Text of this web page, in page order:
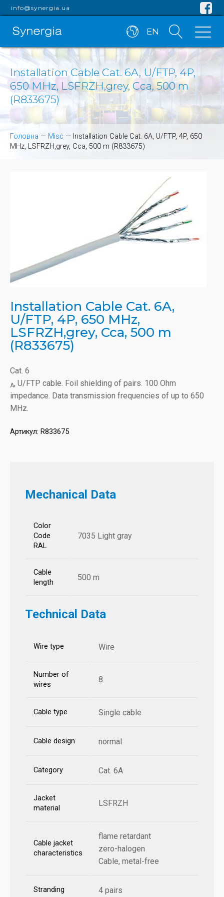
info@synergia.ua
EN
Installation Cable Cat. 6A, U/FTP, 4P,
650 MHz, LSFRZH,grey, Cca, 500 m
(R833675)
Головна — Misc — Installation Cable Cat. 6A, U/FTP, 4P, 650
MHz, LSFRZH,grey, Cca, 500 m (R833675)
Installation Cable Cat. 6A,
U/FTP, 4P, 650 MHz,
LSFRZH,grey, Cca, 500 m
(R833675)
Cat. 6
A, U/FTP cable. Foil shielding of pairs. 100 Ohm
impedance. Data transmission frequencies of up to 650
MHz.
Артикул: R833675
Mechanical Data
Color
Code
RAL
7035 Light gray
Cable
length
500 m
Technical Data
Wire type Wire
Number of
wires
8
Cable type Single cable
Cable design normal
Category Cat. 6A
Jacket
material
LSFRZH
Cable jacket
characteristics
flame retardant
zero-halogen
Cable, metal-free
Stranding 4 pairs